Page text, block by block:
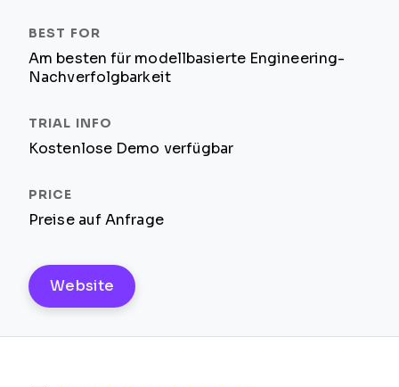
Am besten für modellbasierte Engineering-
Nachverfolgbarkeit
Kostenlose Demo verfügbar
Preise auf Anfrage
Website